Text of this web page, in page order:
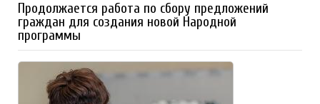
Продолжается работа по сбору предложений
граждан для создания новой Народной
программы